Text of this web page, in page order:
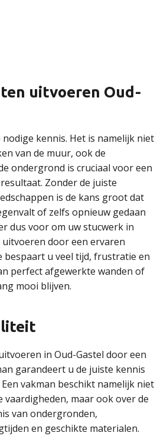
uitvoeren Oud-
kennis. Het is namelijk niet
van de muur, ook de
ondergrond is cruciaal voor een
Zonder de juiste
is de kans groot dat
of zelfs opnieuw gedaan
dus voor om uw stucwerk in
door een ervaren
bespaart u veel tijd, frustratie en
perfect afgewerkte wanden of
mooi blijven.
in Oud-Gastel door een
garandeert u de juiste kennis
vakman beschikt namelijk niet
vaardigheden, maar ook over de
van ondergronden,
en geschikte materialen.